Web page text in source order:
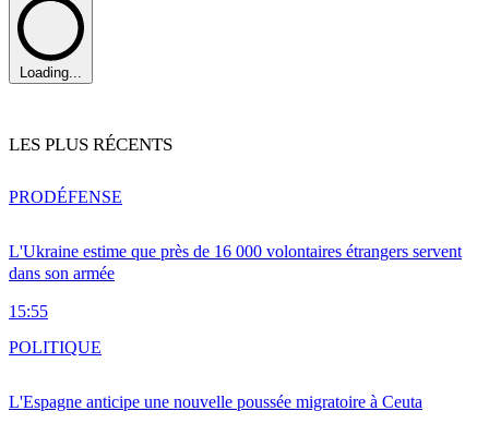
Loading...
LES PLUS RÉCENTS
L'Ukraine estime que près de 16 000 volontaires étrangers servent
dans son armée
15:55
PRODÉFENSE
L'Espagne anticipe une nouvelle poussée migratoire à Ceuta
POLITIQUE